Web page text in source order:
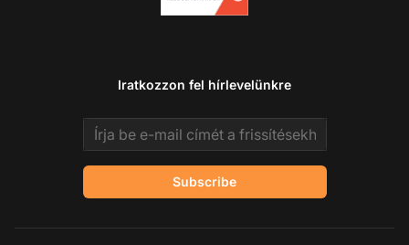
Iratkozzon fel hírlevelünkre
Email address
Subscribe